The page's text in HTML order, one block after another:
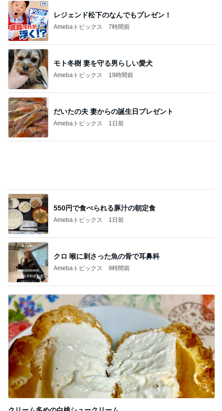
レジェンド松下のなんでもプレゼン！
Amebaトピックス 7時間前
モト冬樹 妻を守る男らしい愛犬
Amebaトピックス 19時間前
だいたの夫 妻からの誕生日プレゼント
Amebaトピックス 1日前
クロ 喉に刺さった魚の骨で耳鼻科
Amebaトピックス 9時間前
クリーム多めの白桃シュークリーム
Amebaトピックス 2日前
記事を読む